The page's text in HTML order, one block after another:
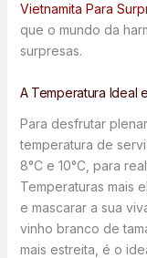
Vietnamita Para
que o mundo da
surpresas.
A Temperatura Ideal
Para desfrutar
temperatura de
8°C e 10°C, para
Temperaturas mais
e mascarar a sua
vinho branco de
mais estreita, é o